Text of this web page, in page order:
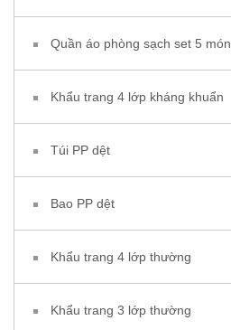
Quần áo phòng sạch set 5 món
Khẩu trang 4 lớp kháng khuẩn
Túi PP dệt
Bao PP dệt
Khẩu trang 4 lớp thường
Khẩu trang 3 lớp thường